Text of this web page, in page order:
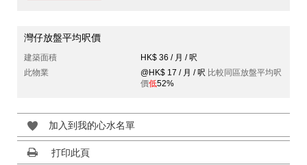
灣仔放盤平均呎價
建築面積
HK$ 36 / 月 / 呎
此物業
@HK$ 17 / 月 / 呎 比較同區放盤平均呎
價低52%
加入到我的心水名單
打印此頁